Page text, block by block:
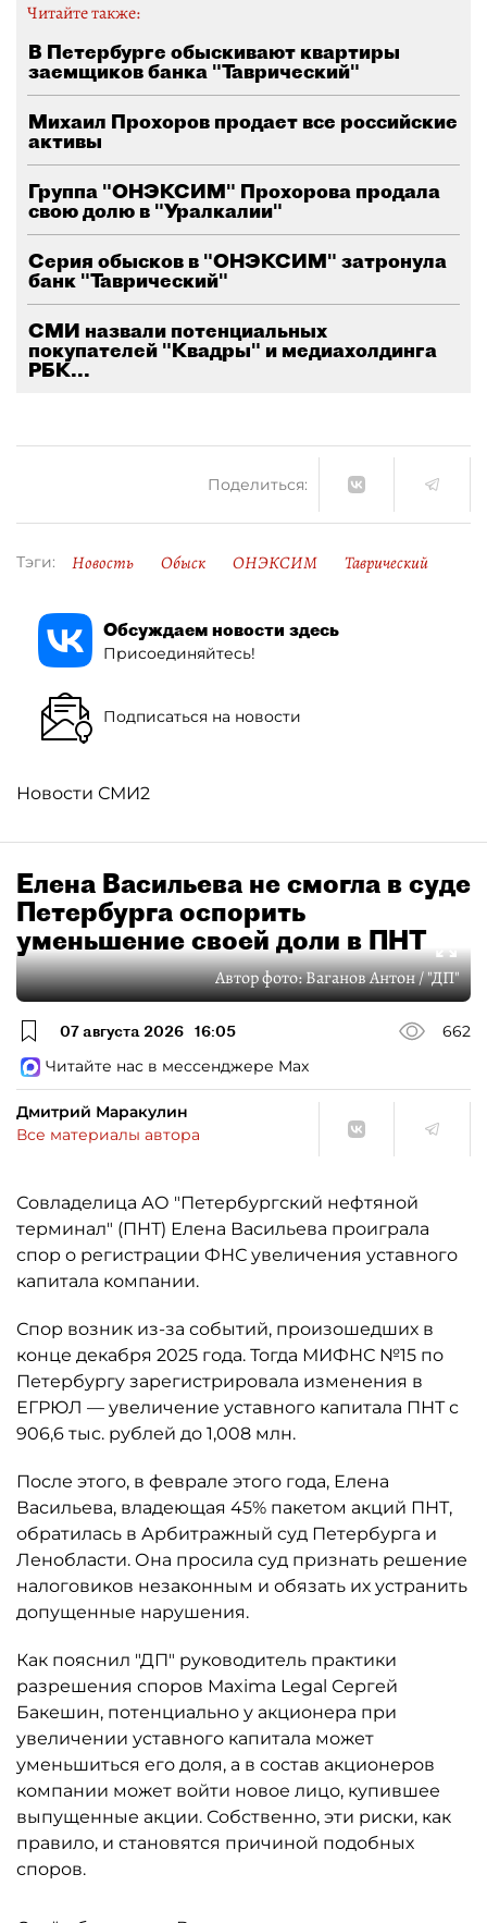
Читайте также:
В Петербурге обыскивают квартиры
заемщиков банка "Таврический"
Михаил Прохоров продает все российские
активы
Группа "ОНЭКСИМ" Прохорова продала
свою долю в "Уралкалии"
Серия обысков в "ОНЭКСИМ" затронула
банк "Таврический"
СМИ назвали потенциальных
покупателей "Квадры" и медиахолдинга
РБК...
Поделиться:
Тэги: Новость Обыск ОНЭКСИМ Таврический
Обсуждаем новости здесь
Присоединяйтесь!
Подписаться на новости
Новости СМИ2
Елена Васильева не смогла в суде
Петербурга оспорить
уменьшение своей доли в ПНТ
Автор фото:Ваганов Антон / "ДП"
07 августа 2026 16:05
662
Читайте нас в мессенджере Max
Дмитрий Маракулин
Все материалы автора
Совладелица АО "Петербургский нефтяной
терминал" (ПНТ) Елена Васильева проиграла
спор о регистрации ФНС увеличения уставного
капитала компании.
Спор возник из-за событий, произошедших в
конце декабря 2025 года. Тогда МИФНС №15 по
Петербургу зарегистрировала изменения в
ЕГРЮЛ — увеличение уставного капитала ПНТ с
906,6 тыс. рублей до 1,008 млн.
После этого, в феврале этого года, Елена
Васильева, владеющая 45% пакетом акций ПНТ,
обратилась в Арбитражный суд Петербурга и
Ленобласти. Она просила суд признать решение
налоговиков незаконным и обязать их устранить
допущенные нарушения.
Как пояснил "ДП" руководитель практики
разрешения споров Maxima Legal Сергей
Бакешин, потенциально у акционера при
увеличении уставного капитала может
уменьшиться его доля, а в состав акционеров
компании может войти новое лицо, купившее
выпущенные акции. Собственно, эти риски, как
правило, и становятся причиной подобных
споров.